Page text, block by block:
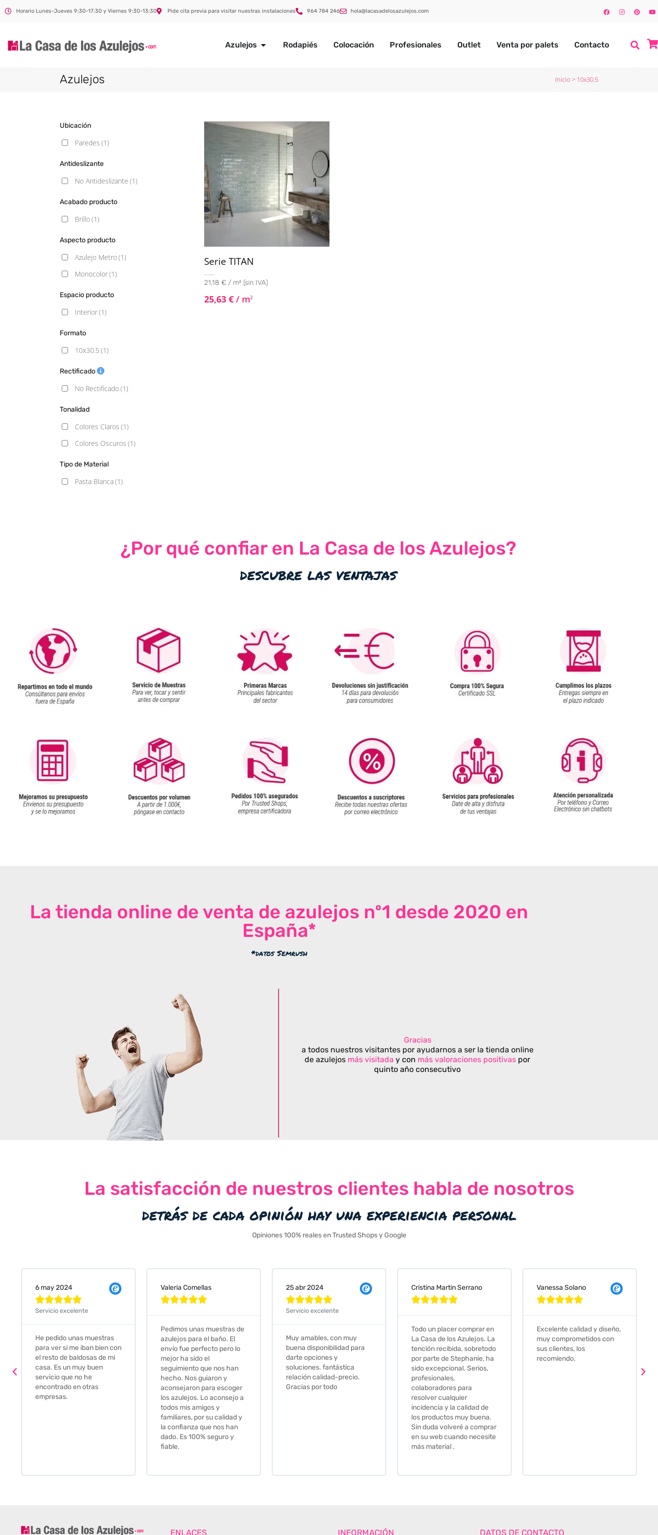
Horario Lunes-Jueves 9:30-17:30 y Viernes 9:30-13:30 Pide cita previa para visitar nuestras instalaciones 964 784 246 hola@lacasadelosazulejos.com
Azulejos Rodapiés Colocación Profesionales Outlet Venta por palets Contacto
Azulejos Inicio > 10x30.5
Ubicación
Paredes (1)
Antideslizante
No Antideslizante (1)
Acabado producto
Brillo(1)
Aspecto producto
Azulejo Metro(1)
Monocolor(1)
Espacio producto
Interior(1)
Formato
10x30.5 (1)
Rectificado
No Rectificado(1)
Tonalidad
Colores Claros (1)
Colores Oscuros (1)
Tipo de Material
Pasta Blanca(1)
Serie TITAN
21,18 € / m² (sin IVA)
25,63 € / m2
¿Por qué confiar en La Casa de los Azulejos?
descubre las ventajas
La tienda online de venta de azulejos nº1 desde 2020 en
España*
*datos Semrush
Gracias
a todos nuestros visitantes por ayudarnos a ser la tienda online
de azulejos más visitada y con más valoraciones positivas por
quinto año consecutivo
La satisfacción de nuestros clientes habla de nosotros
detrás de cada opinión hay una experiencia personal
Opiniones 100% reales en Trusted Shops y Google
Valeria Comellas

azulejos para el baño. El
envío fue perfecto pero lo
mejor ha sido el
seguimiento que nos han
hecho. Nos guiaron y
aconsejaron para escoger
los azulejos. Lo aconsejo a
25 abr 2024

Muy amables, con muy
buena disponibilidad para
darte opciones y
soluciones. fantástica
relación calidad-precio.
Gracias por todo
Cristina Martin Serrano

La Casa de los Azulejos. La
tención recibida, sobretodo
por parte de Stephanie, ha
sido excepcional. Serios,
profesionales,
colaboradores para
Vanessa Solano

Excelente calidad y diseño,
muy comprometidos con
sus clientes, los
recomiendo.
Judit Bonet Pardell

Que decir, si teneis que
comprar alguna baldosa
este és el sitio indicado! Yo
pedi una muestra y me
ENLACES INFORMACIÓN DATOS DE CONTACTO